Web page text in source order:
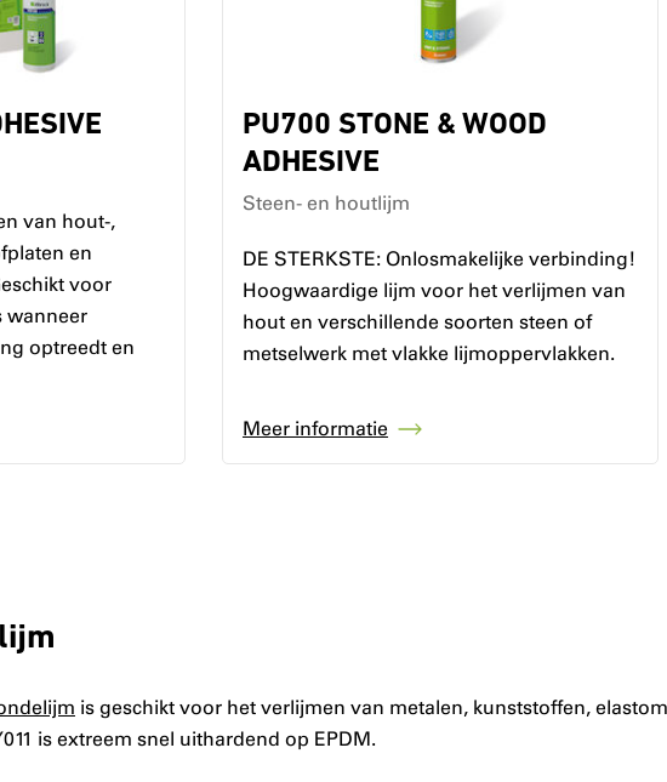
van hout-,
en
voor
wanneer
optreedt en
PU700 STONE & WOOD
ADHESIVE
Steen- en houtlijm
DE STERKSTE: Onlosmakelijke verbinding!
Hoogwaardige lijm voor het verlijmen van
hout en verschillende soorten steen of
metselwerk met vlakke lijmoppervlakken.
Meer informatie
is geschikt voor het verlijmen van metalen, kunststoffen,
is extreem snel uithardend op EPDM.